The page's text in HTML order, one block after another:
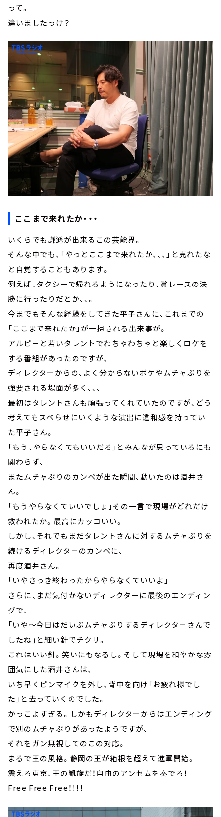
って。
違いましたっけ？
ここまで来れたか・・・
いくらでも謙遜が出来るこの芸能界。
そんな中でも、「やっとここまで来れたか、、、」と売れたな
と自覚することもあります。
例えば、タクシーで帰れるようになったり、賞レースの決
勝に行ったりだとか、、。
今までもそんな経験をしてきた平子さんに、これまでの
「ここまで来れたか」が一掃される出来事が。
アルピーと若いタレントでわちゃわちゃと楽しくロケを
する番組があったのですが、
ディレクターからの、よく分からないボケやムチャぶりを
強要される場面が多く、、、
最初はタレントさんも頑張ってくれていたのですが、どう
考えてもスベらせにいくような演出に違和感を持ってい
た平子さん。
「もう、やらなくてもいいだろ」とみんなが思っているにも
関わらず、
またムチャぶりのカンペが出た瞬間、動いたのは酒井さ
ん。
「もうやらなくていいでしょ」その一言で現場がどれだけ
救われたか。最高にカッコいい。
しかし、それでもまだタレントさんに対するムチャぶりを
続けるディレクターのカンペに、
再度酒井さん。
「いやさっき終わったからやらなくていいよ」
さらに、まだ気付かないディレクターに最後のエンディン
グで、
「いや～今日はだいぶムチャぶりするディレクターさんで
したね」と細い針でチクリ。
これはいい針。笑いにもなるし。そして現場を和やかな雰
囲気にした酒井さんは、
いち早くピンマイクを外し、背中を向け「お疲れ様でし
た」と去っていくのでした。
かっこよすぎる。しかもディレクターからはエンディング
で別のムチャぶりがあったようですが、
それをガン無視してのこの対応。
まるで王の風格。静岡の王が箱根を超えて進軍開始。
震えろ東京、王の凱旋だ！自由のアンセムを奏でろ！
Free Free Free！！！！